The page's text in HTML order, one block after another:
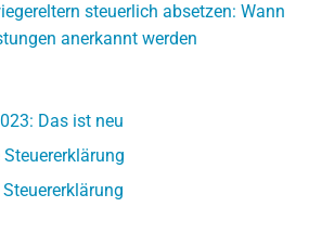
steuerlich absetzen: Wann
anerkannt werden
Das ist neu